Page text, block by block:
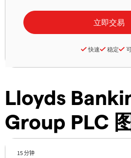
Lloyds
Group PLC
15 分钟
快速 稳定